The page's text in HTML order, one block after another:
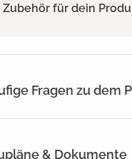
Zubehör für dein
Fragen zu dem
& Dokumente